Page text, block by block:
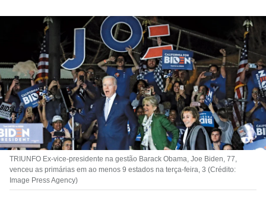
TRIUNFO Ex-vice-presidente na gestão Barack Obama, Joe Biden, 77,
venceu as primárias em ao menos 9 estados na terça-feira, 3 (Crédito:
Image Press Agency)